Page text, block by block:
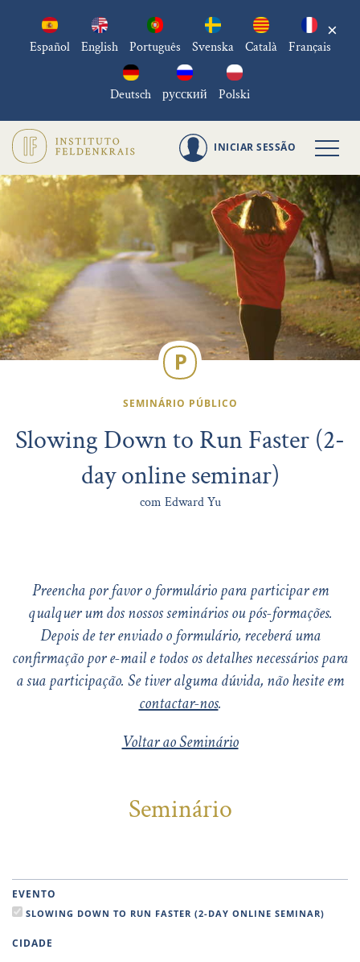
Español English Português Svenska Català Français
Deutsch русский Polski
×
INICIAR SESSÃO
SEMINÁRIO PÚBLICO
Slowing Down to Run Faster (2-
day online seminar)
com Edward Yu
Preencha por favor o formulário para participar em
qualquer um dos nossos seminários ou pós-formações.
Depois de ter enviado o formulário, receberá uma
confirmação por e-mail e todos os detalhes necessários para
a sua participação. Se tiver alguma dúvida, não hesite em
contactar-nos.
Voltar ao Seminário
Seminário
EVENTO
SLOWING DOWN TO RUN FASTER (2-DAY ONLINE SEMINAR)
CIDADE